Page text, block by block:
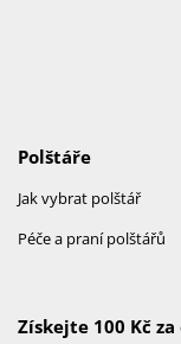
Polštáře
Jak vybrat polštář
Péče a praní polštářů
Získejte 100 Kč